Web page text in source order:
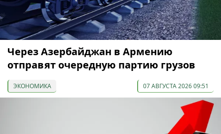
Через Азербайджан в Армению
отправят очередную партию грузов
ЭКОНОМИКА 07 АВГУСТА 2026 09:51